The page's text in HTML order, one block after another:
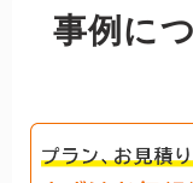
事例に